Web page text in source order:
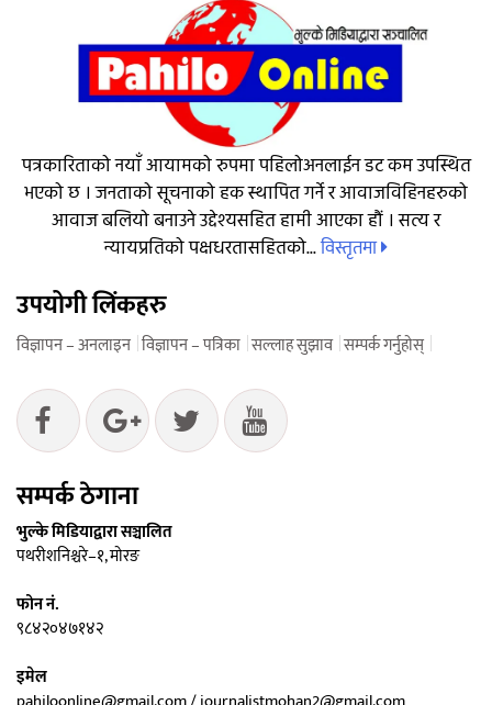
पत्रकारिताको नयाँ आयामको रुपमा पहिलोअनलाईन डट कम उपस्थित
भएको छ । जनताको सूचनाको हक स्थापित गर्ने र आवाजविहिनहरुको
आवाज बलियो बनाउने उद्देश्यसहित हामी आएका हौं । सत्य र
न्यायप्रतिको पक्षधरतासहितको...विस्तृतमा
उपयोगी लिंकहरु
विज्ञापन – अनलाइन विज्ञापन – पत्रिका सल्लाह सुझाव सम्पर्क गर्नुहोस्
सम्पर्क ठेगाना
भुल्के मिडियाद्वारा सञ्चालित
पथरीशनिश्चरे–१, मोरङ
फोन नं.
९८४२०४७१४२
इमेल